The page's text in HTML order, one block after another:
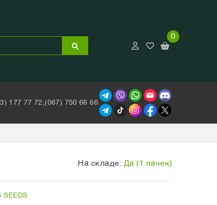
0
177 77 72, (067) 750 66 66
На складе: Да (1 пачек)
SEEDS